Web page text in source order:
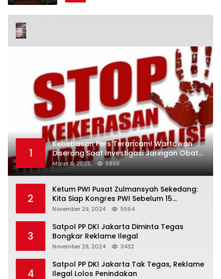
1
Kebebasan Pers Terancam! Wartawan
Diserang Saat Investigasi Jaringan Obat
Terlarang
Maret 6, 2025 5896
2
Ketum PWI Pusat Zulmansyah Sekedang:
Kita Siap Kongres PWI Sebelum 15
Desember 2024
November 29, 2024 5564
3
Satpol PP DKI Jakarta Diminta Tegas
Bongkar Reklame Ilegal
November 28, 2024 3432
4
Satpol PP DKI Jakarta Tak Tegas, Reklame
Ilegal Lolos Penindakan